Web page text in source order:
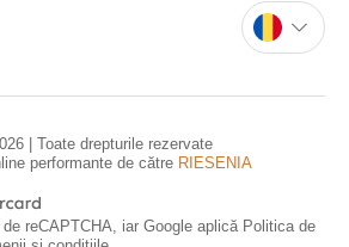
| Toate drepturile rezervate
performante de către RIESENIA
reCAPTCHA, iar Google aplică Politica de